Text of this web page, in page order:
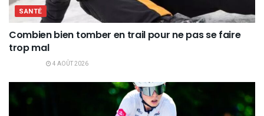
SANTÉ
Combien bien tomber en trail pour ne pas se faire
trop mal
4 AOÛT 2026